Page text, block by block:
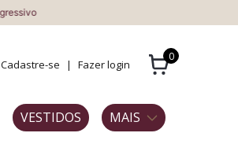
Cadastre-se | Fazer login
0
VESTIDOS MAIS